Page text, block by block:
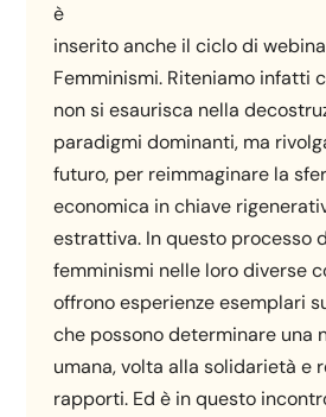
è
inserito anche il ciclo di
Femminismi. Riteniamo infatti
non si esaurisca nella
paradigmi dominanti, ma
futuro, per reimmaginare la
economica in chiave
estrattiva. In questo processo
femminismi nelle loro diverse
offrono esperienze esemplari
che possono determinare una
umana, volta alla solidarietà e
rapporti. Ed è in questo